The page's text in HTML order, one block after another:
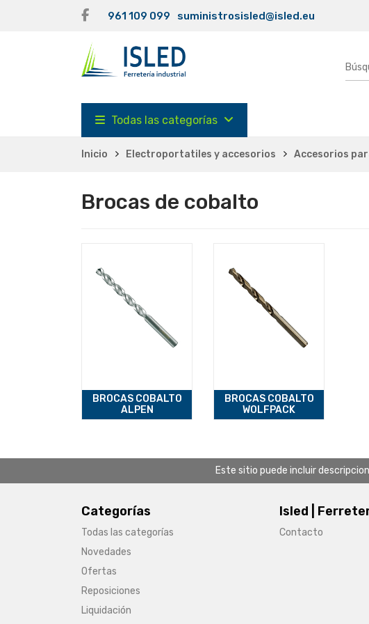
961 109 099 suministrosisled@isled.eu
Todas las categorías
Inicio Electroportatiles y accesorios Accesorios
Brocas de cobalto
BROCAS COBALTO
ALPEN
BROCAS COBALTO
WOLFPACK
Este sitio puede incluir
Categorías
Todas las categorías
Novedades
Ofertas
Reposiciones
Liquidación
Isled |
Contacto